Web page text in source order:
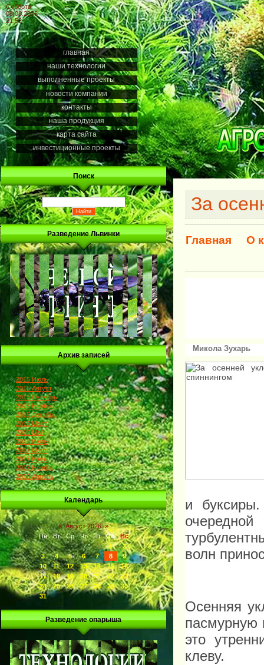
Суббота
08.08.2026
21:52
главная
наши технологии
выполненные проекты
новости компании
контакты
наша продукция
карта сайта
инвестиционные проекты
Поиск
Разведение Львинки
Архив записей
2015 Июль
2015 Август
2015 Октябрь
2015 Ноябрь
2015 Декабрь
2016 Март
2016 Май
2016 Июль
2017 Март
2017 Июль
2017 Ноябрь
2018 Апрель
Календарь
« Август 2026 »
Пн
Вт Ср Чт Пт Сб
Вс
1
2
3
4 5 6 7 8
9
10
11 12 13 14 15
16
17
18 19 20 21 22
23
24
25 26 27 28 29
30
31
Разведение опарыша
За
Главная О
Микола Зухарь
и
волн
Осенняя
пасмурную
это
клеву.